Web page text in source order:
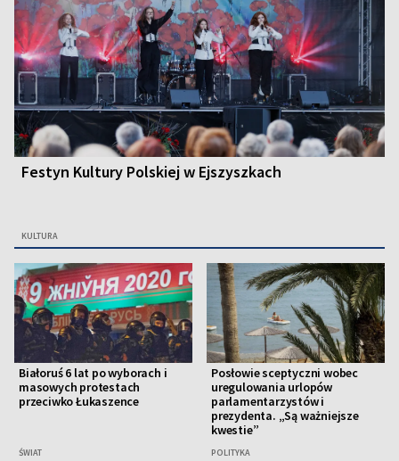
Festyn Kultury Polskiej w Ejszyszkach
KULTURA
Białoruś 6 lat po wyborach i
masowych protestach
przeciwko Łukaszence
ŚWIAT
Posłowie sceptyczni wobec
uregulowania urlopów
parlamentarzystów i
prezydenta. „Są ważniejsze
kwestie”
POLITYKA